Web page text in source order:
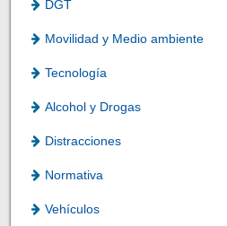
DGT
Movilidad y Medio ambiente
Tecnología
Alcohol y Drogas
Distracciones
Normativa
Vehículos